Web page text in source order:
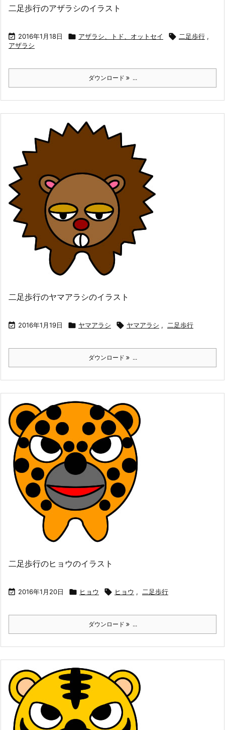
二足歩行のアザラシのイラスト
 2016年1月18日  アザラシ、トド、オットセイ  二足歩行 ,
アザラシ
ダウンロード ...
二足歩行のヤマアラシのイラスト
 2016年1月19日  ヤマアラシ  ヤマアラシ , 二足歩行
ダウンロード ...
二足歩行のヒョウのイラスト
 2016年1月20日  ヒョウ  ヒョウ , 二足歩行
ダウンロード ...